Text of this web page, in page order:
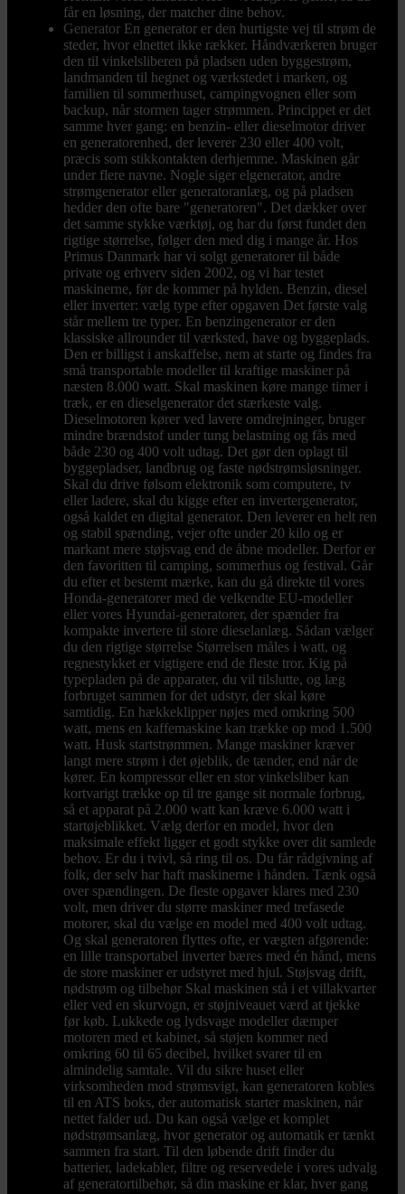
får en løsning, der matcher dine behov.
Generator En generator er den hurtigste vej til strøm de
steder, hvor elnettet ikke rækker. Håndværkeren bruger
den til vinkelsliberen på pladsen uden byggestrøm,
landmanden til hegnet og værkstedet i marken, og
familien til sommerhuset, campingvognen eller som
backup, når stormen tager strømmen. Princippet er det
samme hver gang: en benzin- eller dieselmotor driver
en generatorenhed, der leverer 230 eller 400 volt,
præcis som stikkontakten derhjemme. Maskinen går
under flere navne. Nogle siger elgenerator, andre
strømgenerator eller generatoranlæg, og på pladsen
hedder den ofte bare "generatoren". Det dækker over
det samme stykke værktøj, og har du først fundet den
rigtige størrelse, følger den med dig i mange år. Hos
Primus Danmark har vi solgt generatorer til både
private og erhverv siden 2002, og vi har testet
maskinerne, før de kommer på hylden. Benzin, diesel
eller inverter: vælg type efter opgaven Det første valg
står mellem tre typer. En benzingenerator er den
klassiske allrounder til værksted, have og byggeplads.
Den er billigst i anskaffelse, nem at starte og findes fra
små transportable modeller til kraftige maskiner på
næsten 8.000 watt. Skal maskinen køre mange timer i
træk, er en dieselgenerator det stærkeste valg.
Dieselmotoren kører ved lavere omdrejninger, bruger
mindre brændstof under tung belastning og fås med
både 230 og 400 volt udtag. Det gør den oplagt til
byggepladser, landbrug og faste nødstrømsløsninger.
Skal du drive følsom elektronik som computere, tv
eller ladere, skal du kigge efter en invertergenerator,
også kaldet en digital generator. Den leverer en helt ren
og stabil spænding, vejer ofte under 20 kilo og er
markant mere støjsvag end de åbne modeller. Derfor er
den favoritten til camping, sommerhus og festival. Går
du efter et bestemt mærke, kan du gå direkte til vores
Honda-generatorer med de velkendte EU-modeller
eller vores Hyundai-generatorer, der spænder fra
kompakte invertere til store dieselanlæg. Sådan vælger
du den rigtige størrelse Størrelsen måles i watt, og
regnestykket er vigtigere end de fleste tror. Kig på
typepladen på de apparater, du vil tilslutte, og læg
forbruget sammen for det udstyr, der skal køre
samtidig. En hækkeklipper nøjes med omkring 500
watt, mens en kaffemaskine kan trække op mod 1.500
watt. Husk startstrømmen. Mange maskiner kræver
langt mere strøm i det øjeblik, de tænder, end når de
kører. En kompressor eller en stor vinkelsliber kan
kortvarigt trække op til tre gange sit normale forbrug,
så et apparat på 2.000 watt kan kræve 6.000 watt i
startøjeblikket. Vælg derfor en model, hvor den
maksimale effekt ligger et godt stykke over dit samlede
behov. Er du i tvivl, så ring til os. Du får rådgivning af
folk, der selv har haft maskinerne i hånden. Tænk også
over spændingen. De fleste opgaver klares med 230
volt, men driver du større maskiner med trefasede
motorer, skal du vælge en model med 400 volt udtag.
Og skal generatoren flyttes ofte, er vægten afgørende:
en lille transportabel inverter bæres med én hånd, mens
de store maskiner er udstyret med hjul. Støjsvag drift,
nødstrøm og tilbehør Skal maskinen stå i et villakvarter
eller ved en skurvogn, er støjniveauet værd at tjekke
før køb. Lukkede og lydsvage modeller dæmper
motoren med et kabinet, så støjen kommer ned
omkring 60 til 65 decibel, hvilket svarer til en
almindelig samtale. Vil du sikre huset eller
virksomheden mod strømsvigt, kan generatoren kobles
til en ATS boks, der automatisk starter maskinen, når
nettet falder ud. Du kan også vælge et komplet
nødstrømsanlæg, hvor generator og automatik er tænkt
sammen fra start. Til den løbende drift finder du
batterier, ladekabler, filtre og reservedele i vores udvalg
af generatortilbehør, så din maskine er klar, hver gang